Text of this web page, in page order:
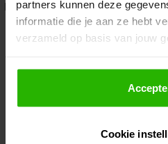
partners kunnen deze
informatie die je aan ze hebt
verzameld op basis van jouw
Als je op "Accepteer" klikt,
toestemming om cookies voor
gepersonaliseerde
Lees hier meer over in ons
Cookie
loadingwww.voordeeluitjes.nl